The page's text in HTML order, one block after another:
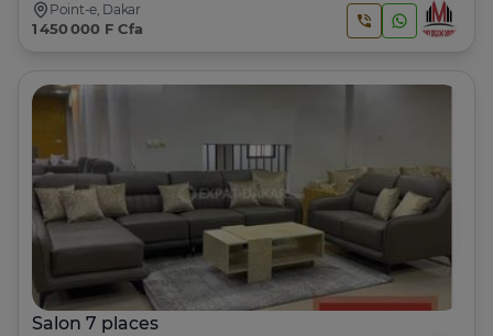
Point-e, Dakar
1 450 000 F Cfa
Salon 7 places